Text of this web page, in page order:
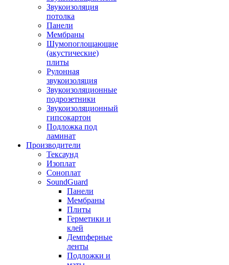
Звукоизоляция
потолка
Панели
Мембраны
Шумопоглощающие
(акустические)
плиты
Рулонная
звукоизоляция
Звукоизоляционные
подрозетники
Звукоизоляционный
гипсокартон
Подложка под
ламинат
Производители
Тексаунд
Изоплат
Соноплат
SoundGuard
Панели
Мембраны
Плиты
Герметики и
клей
Демпферные
ленты
Подложки и